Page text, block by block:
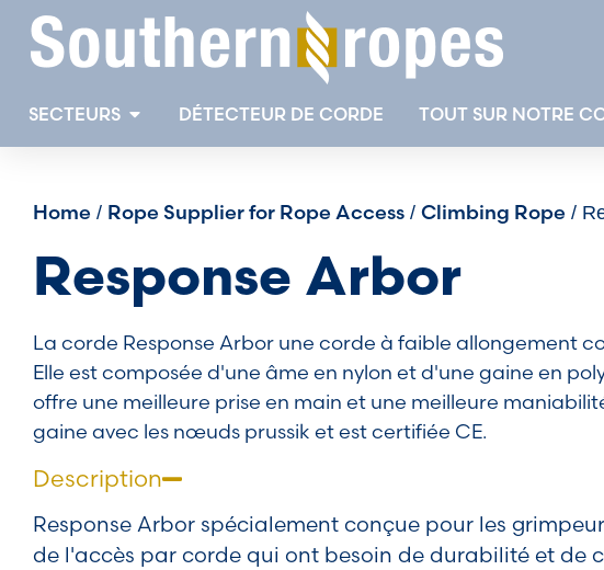
SECTEURS DÉTECTEUR DE CORDE TOUT SUR NOTRE
Home / Rope Supplier for Rope Access / Climbing Rope /
Response Arbor
La corde Response Arbor une corde à faible allongement
Elle est composée d'une âme en nylon et d'une gaine en
offre une meilleure prise en main et une meilleure
gaine avec les nœuds prussik et est certifiée CE.
Description
Response Arbor spécialement conçue pour les
de l'accès par corde qui ont besoin de durabilité et de